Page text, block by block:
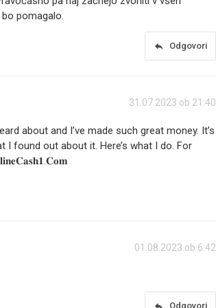
pomagalo.
reply Odgovori
31.07.2023 ob 21:40
about and I’ve made such great money. It’s
I found out about it. Here’s what I do. For
01.08.2023 ob 6:42
reply Odgovori